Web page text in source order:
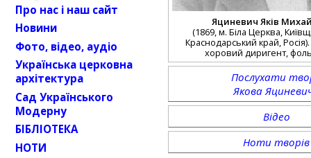
Яциневич Яків
(1869, м. Біла Церква,
Краснодарський край,
хоровий диригент,
Послухати
Якова
Відео
Ноти творів
Про нас і наш сайт
Новини
Фото, відео, аудіо
Українська церковна
архітектура
Сад Українського
Модерну
БІБЛІОТЕКА
НОТИ